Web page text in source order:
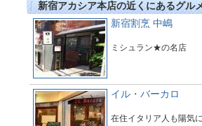
新宿アカシア本店の近くにあるグル
新宿割烹 中嶋
ミシュラン★の名店
イル・バーカロ
在住イタリア人も陽気